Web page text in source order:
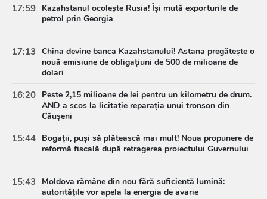
17:59 Kazahstanul ocolește Rusia! Își mută exporturile de
petrol prin Georgia
17:13 China devine banca Kazahstanului! Astana pregătește o
nouă emisiune de obligațiuni de 500 de milioane de
dolari
16:20 Peste 2,15 milioane de lei pentru un kilometru de drum.
AND a scos la licitație reparația unui tronson din
Căușeni
15:44 Bogații, puși să plătească mai mult! Noua propunere de
reformă fiscală după retragerea proiectului Guvernului
15:43
Moldova rămâne din nou fără suficientă lumină:
autoritățile vor apela la energia de avarie